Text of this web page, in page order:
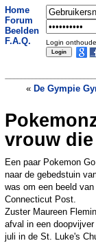
Home
Forum
Beelden
F.A.Q.
Login
« De Gympie
vrouw
Een paar Pokemon
naar de gebedstuin
was om een beeld
Connecticut Post.
Zuster Maureen
afval in een
juli in de St. Luke's